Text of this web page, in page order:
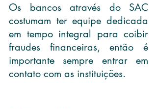
Os bancos através do SAC
costumam ter equipe dedicada
em tempo integral para coibir
fraudes financeiras, então é
importante sempre entrar em
contato com as instituições.